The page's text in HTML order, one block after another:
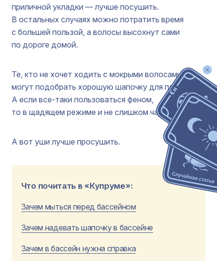
приличной укладки — лучше посушить.
В остальных случаях можно потратить время
с большей пользой, а волосы высохнут сами
по дороге домой.
Те, кто не хочет ходить с мокрыми волосами,
могут подобрать хорошую шапочку для плавания.
А если все-таки пользоваться феном,
то в щадящем режиме и не слишком часто.
А вот уши лучше просушить.
Что почитать в «Купруме»:
Зачем мыться перед бассейном
Зачем надевать шапочку в бассейне
Зачем в бассейн нужна справка